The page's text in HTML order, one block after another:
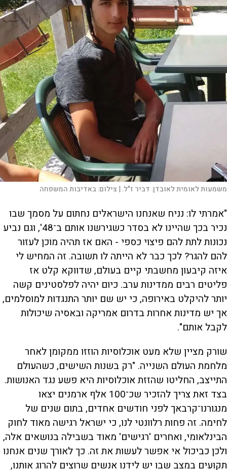
משמעות לאומית לאובדן. דביר ז"ל. | צילום:באדיבות המשפחה
"אמרתי לו: נניח שאנחנו הישראלים נחתום על מסמך שבו
נכיר בכך שהיינו לא בסדר כשגירשנו אותם ב־48', וגם נביע
נכונות לתת להם פיצוי כספי - האם אז תהיה מוכן לעזור
להם להגר? לכך כבר לא הייתה לו תשובה. זה המחיש לי
איזה קיבעון מחשבתי קיים בעולם, שדווקא קלט אז
פליטים רבים ממדינות ערב. כיום יהיה לפלסטינים קשה
יותר להיקלט באירופה, כי יש שם יותר התנגדות למוסלמים,
אך יש מדינות אחרות בדרום אמריקה ובאסיה שיכולות
לקבל אותם".
שורק מציין שלא מעט אוכלוסיות הוזזו ממקומן לאחר
מלחמת העולם השנייה. "רק בשנות השישים, כשהעולם
התייצב, החליטו שהזזת אוכלוסיות היא פשע נגד האנושות.
בצד זאת צריך להזכיר שכ־100 אלף ארמנים יצאו
מנגורנו־קרבאך לפני חודשים אחדים, בתום שנים של
לחימה. זה פחות רלוונטי לנו, כי ישראל רגישה מאוד לחוק
הבינלאומי, ואחרים 'רגישים' מאוד בשבילה בנושאים אלה,
ולכן כביכול אי אפשר לעשות את זה. כך לאורך שנים אנחנו
תקועים במצב שבו יש לידנו אנשים שרוצים להרוג אותנו,